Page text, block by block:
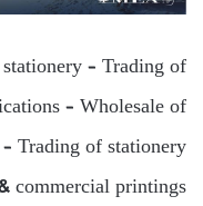
– Trading of
– Wholesale of
Trading of stationery
commercial printings